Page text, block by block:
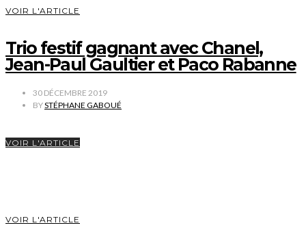
VOIR L'ARTICLE
Trio festif gagnant avec Chanel,
Jean-Paul Gaultier et Paco Rabanne
30 DÉCEMBRE 2019
BYSTÉPHANE GABOUÉ
VOIR L'ARTICLE
VOIR L'ARTICLE